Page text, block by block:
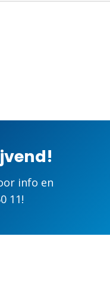
info en
11!